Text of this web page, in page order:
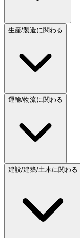
生産/製造に関わる
運輸/物流に関わる
建設/建築/土木に関わる